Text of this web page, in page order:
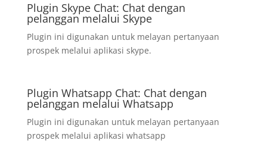
Plugin Skype Chat: Chat dengan
pelanggan melalui Skype
Plugin ini digunakan untuk melayan pertanyaan
prospek melalui aplikasi skype.
Plugin Whatsapp Chat: Chat dengan
pelanggan melalui Whatsapp
Plugin ini digunakan untuk melayan pertanyaan
prospek melalui aplikasi whatsapp